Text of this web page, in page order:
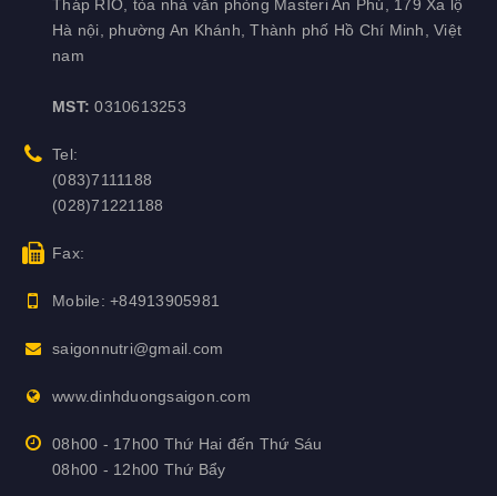
Tháp RIO, tòa nhà văn phòng Masteri An Phú, 179 Xa lộ
Hà nội, phường An Khánh, Thành phố Hồ Chí Minh, Việt
nam
MST: 0310613253
Tel:
(083)7111188
(028)71221188
Fax:
Mobile: +84913905981
saigonnutri@gmail.com
www.dinhduongsaigon.com
08h00 - 17h00 Thứ Hai đến Thứ Sáu
08h00 - 12h00 Thứ Bẩy